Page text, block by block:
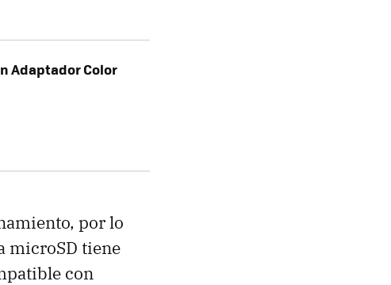
Adaptador Color
por lo
microSD tiene
con